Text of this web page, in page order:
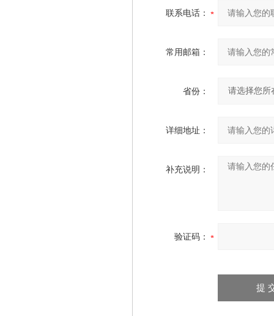
联系电话：
常用邮箱：
省份：
详细地址：
补充说明：
验证码：